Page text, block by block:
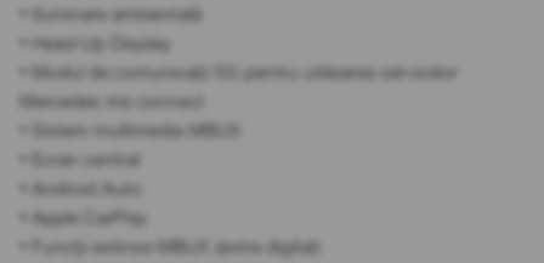
• Iluminare ambientală
• Head-Up Display
• Modul de comunicații 5G pentru utilizarea serviciilor
Mercedes me connect
• Sistem multimedia MBUX
• Ecran central
• Android Auto
• Apple CarPlay
• Funcții extinse MBUX (extra digital)